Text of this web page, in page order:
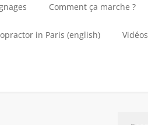
Comment ça marche ?
in Paris (english) Vidéos